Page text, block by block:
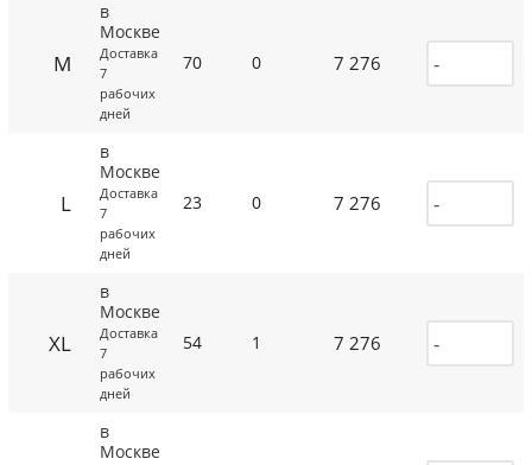
M
в
Москве
Доставка
7
рабочих
дней
70 0 7 276
L
в
Москве
Доставка
7
рабочих
дней
23 0 7 276
XL
в
Москве
Доставка
7
рабочих
дней
54 1 7 276
в
Москве